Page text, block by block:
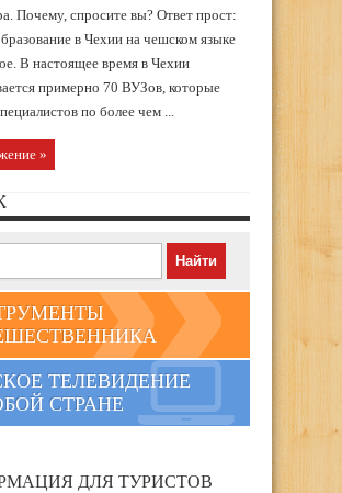
Почему, спросите вы? Ответ прост:
в Чехии на чешском языке
В настоящее время в Чехии
примерно 70 ВУЗов, которые
по более чем ...
»
ТЕЛЕВИДЕНИЕ
СТРАНЕ
ДЛЯ ТУРИСТОВ